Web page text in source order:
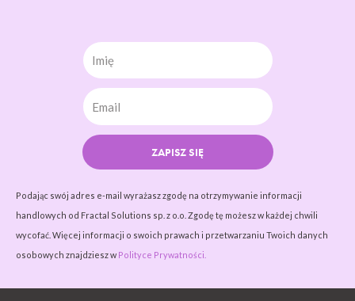
Imię
ZAPISZ SIĘ
Podając swój adres e-mail wyrażasz zgodę na otrzymywanie informacji
handlowych od Fractal Solutions sp. z o.o. Zgodę tę możesz w każdej chwili
wycofać. Więcej informacji o swoich prawach i przetwarzaniu Twoich danych
osobowych znajdziesz w Polityce Prywatności.